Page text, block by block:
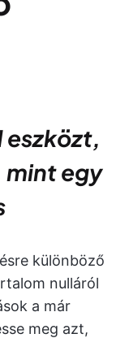
eszközt,
mint egy
különböző
nulláról
a már
meg azt,